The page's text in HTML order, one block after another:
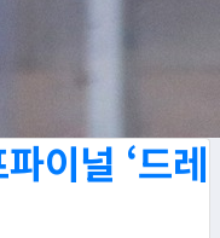
이널 ‘드레